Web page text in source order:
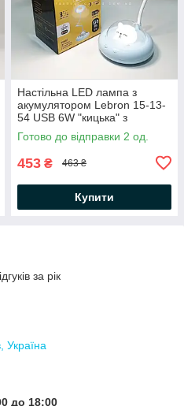
Настільна LED лампа з
акумулятором Lebron 15-13-
54 USB 6W "кицька" з
нічником 130Lm 4100K
1200mAh L-TL-L-54 біло-синя
Готово до відправки 2 од.
453 ₴ 463 ₴
Купити
за рік
Україна
до 18:00